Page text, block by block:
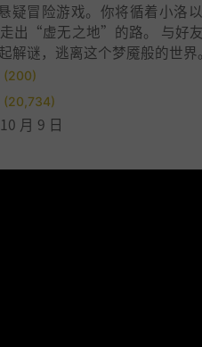
疑冒险游戏。你将循着小洛
出“虚无之地”的路。 与好
解谜，逃离这个梦魇般的世界
(200)
(20,734)
月 9 日